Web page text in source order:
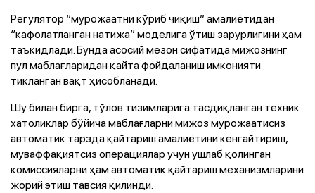
Регулятор “мурожаатни кўриб чиқиш” амалиётидан
“кафолатланган натижа” моделига ўтиш зарурлигини ҳам
таъкидлади. Бунда асосий мезон сифатида мижознинг
пул маблағларидан қайта фойдаланиш имконияти
тикланган вақт ҳисобланади.
Шу билан бирга, тўлов тизимларига тасдиқланган техник
хатоликлар бўйича маблағларни мижоз мурожаатисиз
автоматик тарзда қайтариш амалиётини кенгайтириш,
муваффақиятсиз операциялар учун ушлаб қолинган
комиссияларни ҳам автоматик қайтариш механизмларини
жорий этиш тавсия қилинди.